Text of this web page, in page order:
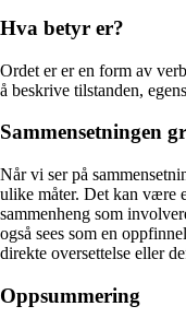
Hva betyr er?
Ordet er er en form av
å beskrive tilstanden,
Sammensetningen
Når vi ser på
ulike måter. Det kan være
sammenheng som
også sees som en
direkte oversettelse eller
Oppsummering